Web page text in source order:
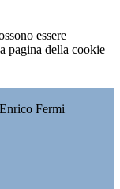
essere
pagina della cookie
Fermi